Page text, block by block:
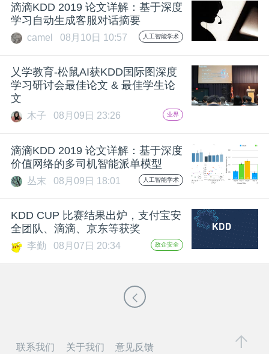
GAIR
专
搞
机
滴滴KDD 2019 论文详解：基于深度
学习自动生成客服对话摘要
camel 08月10日 10:57 人工智能学术
乂学教育-松鼠AI获KDD国际图深度
学习研讨会最佳论文 & 最佳学生论
文
木子 08月09日 23:26 业界
滴滴KDD 2019 论文详解：基于深度
价值网络的多司机智能派单模型
丛末 08月09日 18:01 人工智能学术
KDD CUP 比赛结果出炉，支付宝安
全团队、滴滴、京东等获奖
李勤 08月07日 20:34 政企安全
联系我们 关于我们 意见反馈